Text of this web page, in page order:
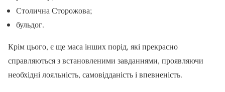
Столична Сторожова;
бульдог.
Крім цього, є ще маса інших порід, які прекрасно
справляються з встановленими завданнями, проявляючи
необхідні лояльність, самовідданість і впевненість.